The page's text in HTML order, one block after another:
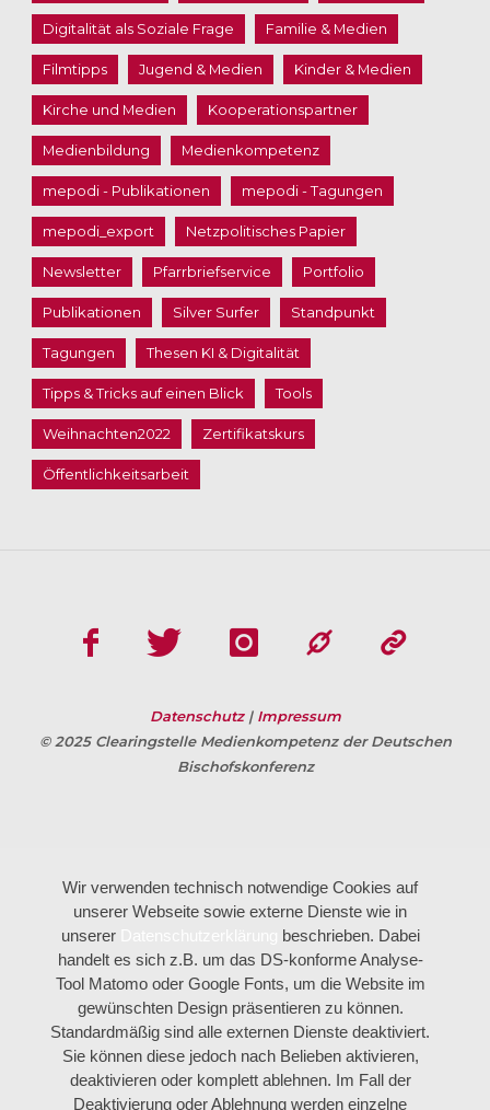
Digitalität als Soziale Frage Familie & Medien
Filmtipps Jugend & Medien Kinder & Medien
Kirche und Medien Kooperationspartner
Medienbildung Medienkompetenz
mepodi - Publikationen mepodi - Tagungen
mepodi_export Netzpolitisches Papier
Newsletter Pfarrbriefservice Portfolio
Publikationen Silver Surfer Standpunkt
Tagungen Thesen KI & Digitalität
Tipps & Tricks auf einen Blick Tools
Weihnachten2022 Zertifikatskurs
Öffentlichkeitsarbeit
Datenschutz | Impressum
© 2025 Clearingstelle Medienkompetenz der Deutschen
Bischofskonferenz
Wir verwenden technisch notwendige Cookies auf
unserer Webseite sowie externe Dienste wie in
unserer
beschrieben. Dabei
handelt es sich z.B. um das DS-konforme Analyse-
Tool Matomo oder Google Fonts, um die Website im
gewünschten Design präsentieren zu können.
Standardmäßig sind alle externen Dienste deaktiviert.
Sie können diese jedoch nach Belieben aktivieren,
deaktivieren oder komplett ablehnen. Im Fall der
Deaktivierung oder Ablehnung werden einzelne